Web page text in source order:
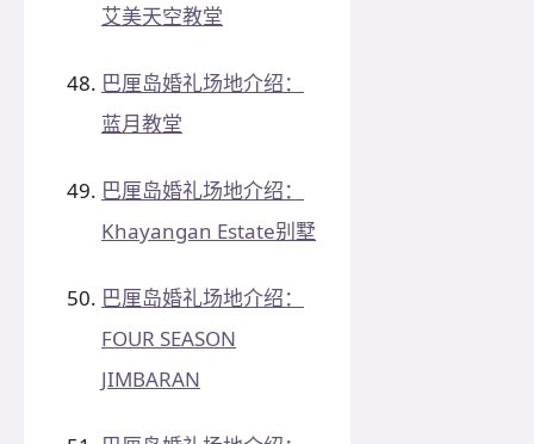
艾美天空教堂
巴厘岛婚礼场地介绍：
蓝月教堂
巴厘岛婚礼场地介绍：
Khayangan Estate别墅
巴厘岛婚礼场地介绍：
FOUR SEASON
JIMBARAN